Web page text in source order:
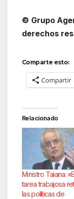
© Grupo
derechos
Comparte esto:
Compartir
Relacionado
Ministro Taiana:
tarea trabajosa
las políticas de